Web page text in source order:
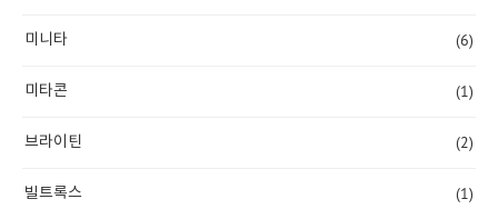
미니타 (6)
미타콘 (1)
브라이틴 (2)
빌트록스 (1)